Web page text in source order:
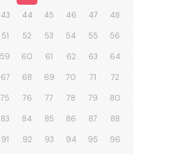
43 44 45 46 47 48
51 52 53 54 55 56
59 60 61 62 63 64
67 68 69 70 71 72
75 76 77 78 79 80
83 84 85 86 87 88
91 92 93 94 95 96